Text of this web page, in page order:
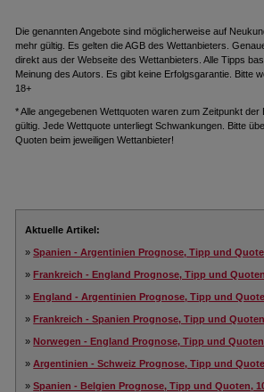
Die genannten Angebote sind möglicherweise auf
mehr gültig. Es gelten die AGB des Wettanbieters.
direkt aus der Webseite des Wettanbieters. Alle Tipps
Meinung des Autors. Es gibt keine Erfolgsgarantie. Bitte
18+
* Alle angegebenen Wettquoten waren zum Zeitpunkt der
gültig. Jede Wettquote unterliegt Schwankungen. Bitte
Quoten beim jeweiligen Wettanbieter!
Aktuelle Artikel:
»Spanien - Argentinien Prognose, Tipp und
»Frankreich - England Prognose, Tipp und
»England - Argentinien Prognose, Tipp und
»Frankreich - Spanien Prognose, Tipp und Quoten
»Norwegen - England Prognose, Tipp und Quoten
»Argentinien - Schweiz Prognose, Tipp und
»Spanien - Belgien Prognose, Tipp und Quoten,